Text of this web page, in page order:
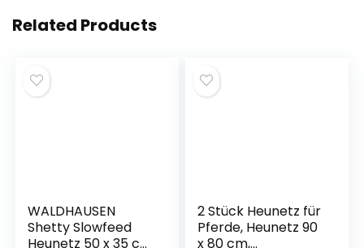
Related Products
WALDHAUSEN
Shetty Slowfeed
Heunetz 50 x 35 cm
2 Stück Heunetz für
Pferde, Heunetz 90
x 80 cm,